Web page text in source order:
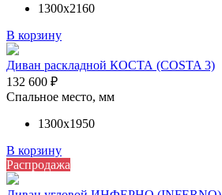
1300х2160
В корзину
Диван раскладной КОСТА (COSTA 3)
132 600 ₽
Спальное место, мм
1300х1950
В корзину
Распродажа